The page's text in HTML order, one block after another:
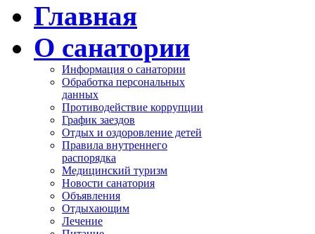
Главная
О санатории
Информация о санатории
Обработка персональных
данных
Противодействие коррупции
График заездов
Отдых и оздоровление детей
Правила внутреннего
распорядка
Медицинский туризм
Новости санатория
Объявления
Отдыхающим
Лечение